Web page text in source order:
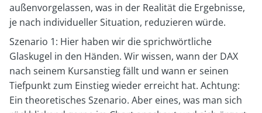
außenvorgelassen, was in der Realität die Ergebnisse,
je nach individueller Situation, reduzieren würde.
Szenario 1: Hier haben wir die sprichwörtliche
Glaskugel in den Händen. Wir wissen, wann der DAX
nach seinem Kursanstieg fällt und wann er seinen
Tiefpunkt zum Einstieg wieder erreicht hat. Achtung:
Ein theoretisches Szenario. Aber eines, was man sich